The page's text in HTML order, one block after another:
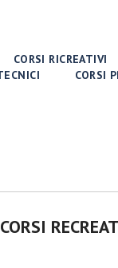
CORSI RICREATIVI
CORSI
CORSI